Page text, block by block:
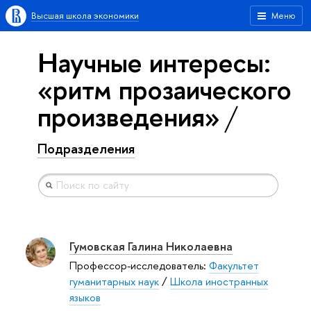
Меню
Высшая школа экономики
Научные интересы:
«ритм прозаического
произведения»
Подразделения
Гумовская Галина Николаевна
Профессор-исследователь: Факультет
гуманитарных наук/Школа иностранных
языков